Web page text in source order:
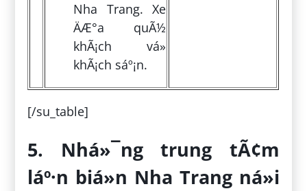
Nha Trang. Xe
ÄÆ°a quÃ½
khÃ¡ch vá»
khÃ¡ch sáº¡n.
[/su_table]
5. Nhá»¯ng trung tÃ¢m
láº·n biá»n Nha Trang ná»i